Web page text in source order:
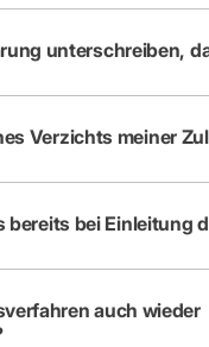
unterschreiben,
Verzichts meiner
bereits bei Einleitung
auch wieder